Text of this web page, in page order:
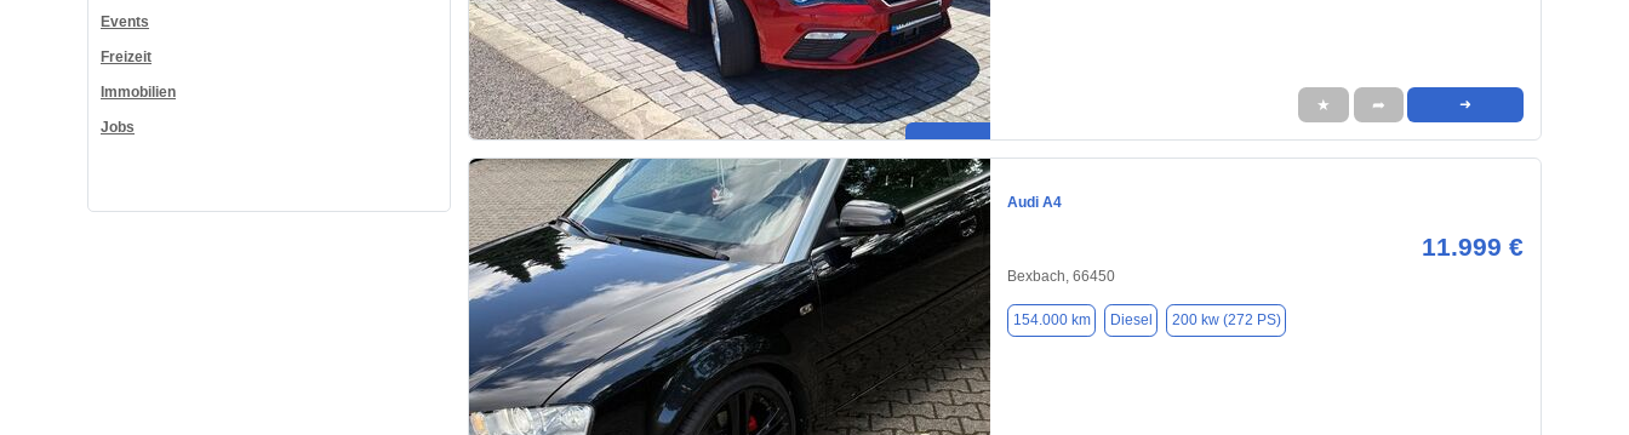
Events
Freizeit
Immobilien
Jobs
★ ➦ ➜
Audi A4
11.999 €
Bexbach, 66450
154.000 km Diesel 200 kw (272 PS)